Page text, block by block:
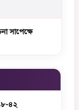
সাপেক্ষে
৪২